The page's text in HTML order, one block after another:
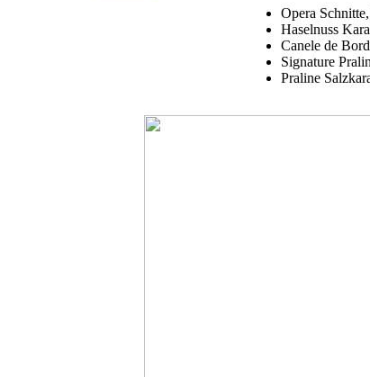
Opera
Haselnuss
Canele de
Signature
Praline